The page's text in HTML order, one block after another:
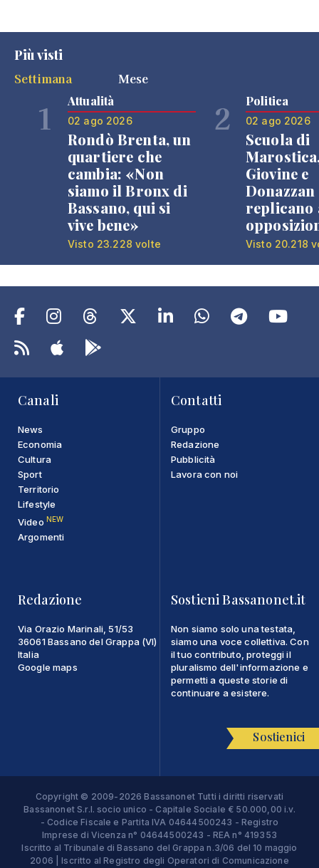
Più visti
Settimana
Mese
1 Attualità
02 ago 2026
Rondò Brenta, un
quartiere che
cambia: «Non
siamo il Bronx di
Bassano, qui si
vive bene»
Visto 23.228 volte
2 Politica
02 ago 2026
Scuola di
Giovine e
Donazzan
replicano
Visto 20.218
Canali
News
Economia
Cultura
Sport
Territorio
Lifestyle
Video NEW
Argomenti
Contatti
Gruppo
Redazione
Pubblicità
Lavora con noi
Redazione
Via Orazio Marinali, 51/53
36061 Bassano del Grappa (VI)
Italia
Google maps
Sostieni Bassanonet.it
Non siamo solo una testata,
siamo una voce collettiva. Con
il tuo contributo, proteggi il
pluralismo dell'informazione e
permetti a queste storie di
continuare a esistere.
Sostienici
Copyright © 2009-2026 Bassanonet Tutti i diritti riservati
Bassanonet S.r.l. socio unico - Capitale Sociale € 50.000,00 i.v.
- Codice Fiscale e Partita IVA 04644500243 - Registro
Imprese di Vicenza n° 04644500243 - REA n° 419353
Iscritto al Tribunale di Bassano del Grappa n.3/06 del 10 maggio
2006 | Iscritto al Registro degli Operatori di Comunicazione